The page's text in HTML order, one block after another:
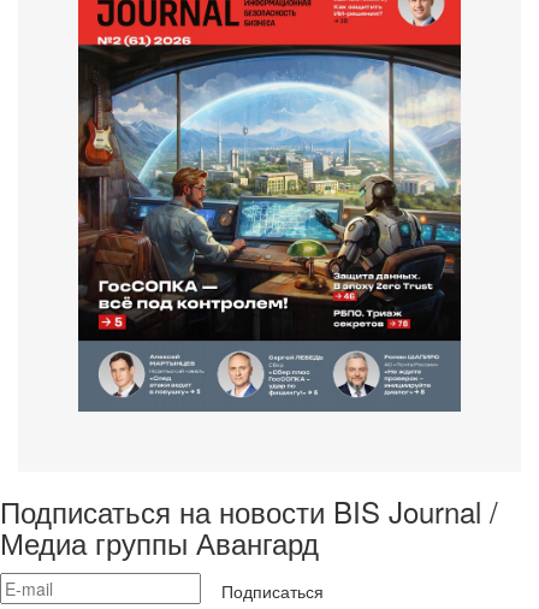
Подписаться на новости BIS Journal /
Медиа группы Авангард
Подписаться